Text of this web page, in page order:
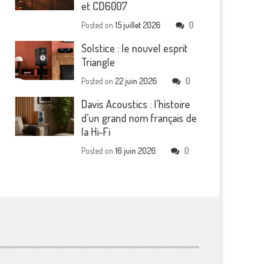
et CD6007
Posted on15 juillet 2026 0
Solstice : le nouvel esprit
Triangle
Posted on22 juin 2026 0
Davis Acoustics : l’histoire
d’un grand nom français de
la Hi-Fi
Posted on16 juin 2026 0